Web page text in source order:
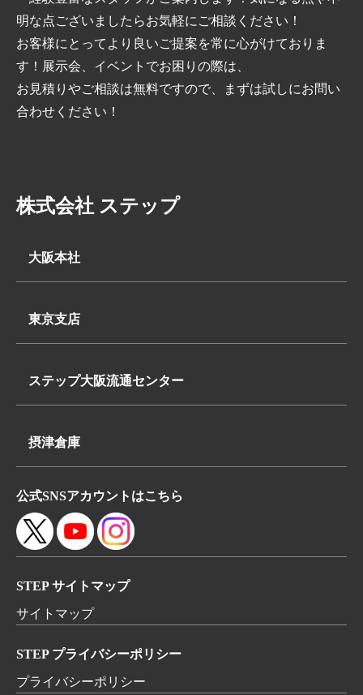
明な点ございましたらお気軽にご相談ください！
お客様にとってより良いご提案を常に心がけておりま
す！展示会、イベントでお困りの際は、
お見積りやご相談は無料ですので、まずは試しにお問い
合わせください！
株式会社 ステップ
大阪本社
大阪府高槻市下田部町2丁目7-2
FAX:072-648-3312
東京支店
埼玉県八潮市浮塚624-1
FAX:048-950-8260
ステップ大阪流通センター
大阪府高槻市下田部町2丁目7-2
FAX:072-648-3312
摂津倉庫
大阪府摂津市鳥飼本町4丁目5-19
公式SNSアカウントはこちら
STEP サイトマップ
サイトマップ
STEP プライバシーポリシー
プライバシーポリシー